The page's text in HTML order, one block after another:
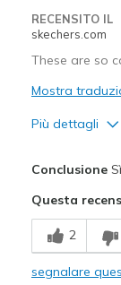
RECENSITO IL
skechers.com
These are so
Mostra
Più dettagli
Breathe Well
Comfortable
Conclusione
Questa
2
segnalare